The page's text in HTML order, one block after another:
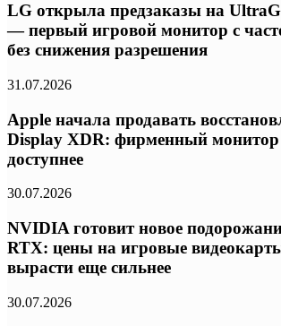
LG открыла предзаказы на
— первый игровой монитор с
без снижения разрешения
31.07.2026
Apple начала продавать
Display XDR: фирменный монитор
доступнее
30.07.2026
NVIDIA готовит новое
RTX: цены на игровые
вырасти еще сильнее
30.07.2026